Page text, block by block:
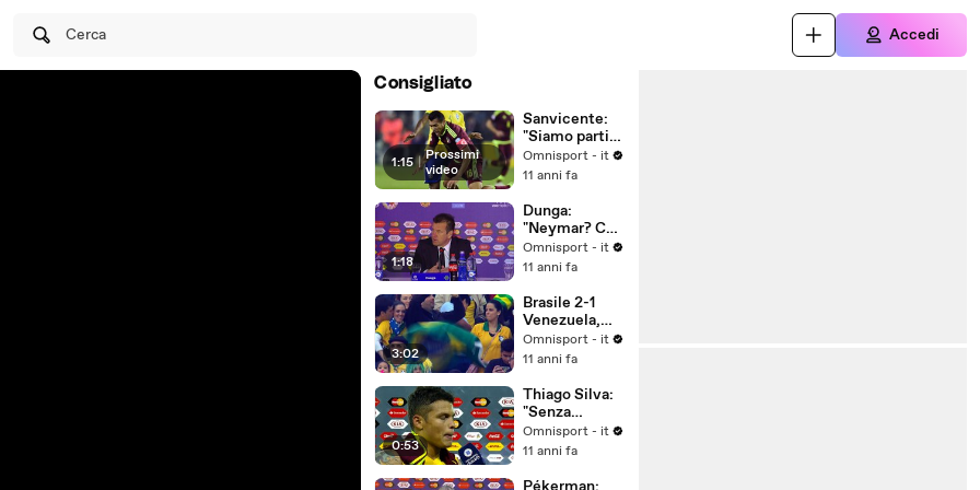
Cerca Accedi
Consigliato
1:15 | Prossimi
video
Sanvicente:
"Siamo partiti
male"
Omnisport - it
11 anni fa
1:18
Dunga:
"Neymar? Ce
ne faremo una
ragione"
Omnisport - it
11 anni fa
3:02
Brasile 2-1
Venezuela,
gruppo C
Omnisport - it
11 anni fa
0:53
Thiago Silva:
"Senza
Neymar
decisivo il
Omnisport - it
11 anni fa